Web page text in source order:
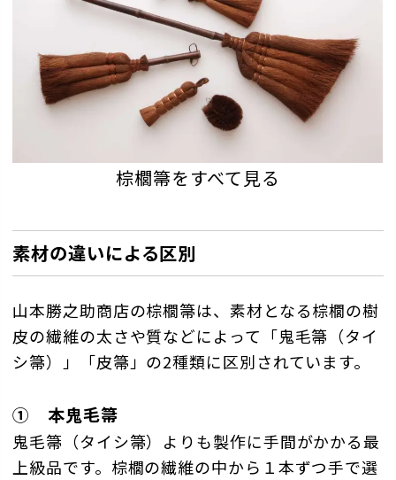
棕櫚箒をすべて見る
素材の違いによる区別
山本勝之助商店の棕櫚箒は、素材となる棕櫚の樹
皮の繊維の太さや質などによって「鬼毛箒（タイ
シ箒）」「皮箒」の2種類に区別されています。
① 本鬼毛箒
鬼毛箒（タイシ箒）よりも製作に手間がかかる最
上級品です。棕櫚の繊維の中から１本ずつ手で選